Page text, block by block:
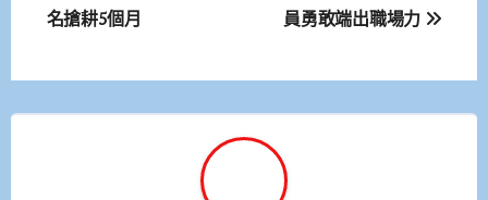
導
覽
名搶耕5個月
員勇敢端出職場力